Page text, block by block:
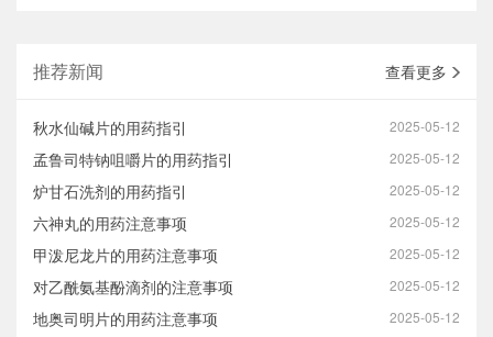
推荐新闻 查看更多
2025-05-12
秋水仙碱片的用药指引
2025-05-12
孟鲁司特钠咀嚼片的用药指引
2025-05-12
炉甘石洗剂的用药指引
2025-05-12
六神丸的用药注意事项
2025-05-12
甲泼尼龙片的用药注意事项
2025-05-12
对乙酰氨基酚滴剂的注意事项
2025-05-12
地奥司明片的用药注意事项